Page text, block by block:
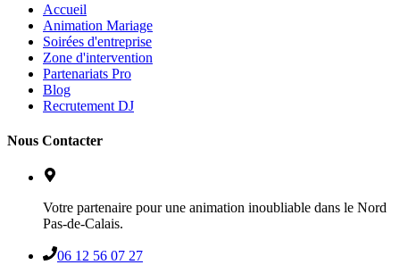
Accueil
Animation Mariage
Soirées d'entreprise
Zone d'intervention
Partenariats Pro
Blog
Recrutement DJ
Nous Contacter
Votre partenaire pour une animation inoubliable dans le Nord
Pas-de-Calais.
06 12 56 07 27